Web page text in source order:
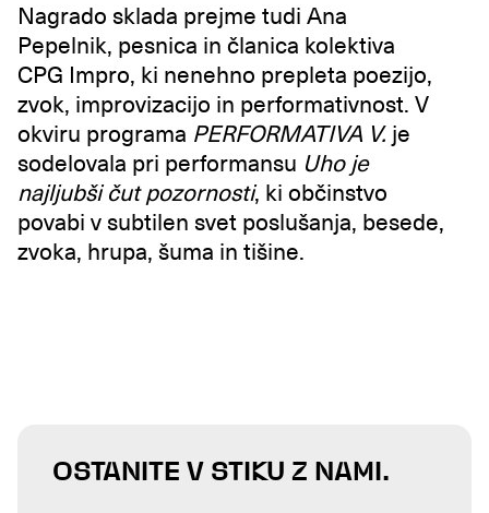
Nagrado sklada prejme tudi Ana
Pepelnik, pesnica in članica kolektiva
CPG Impro, ki nenehno prepleta poezijo,
zvok, improvizacijo in performativnost. V
okviru programa PERFORMATIVA V. je
sodelovala pri performansu Uho je
najljubši čut pozornosti, ki občinstvo
povabi v subtilen svet poslušanja, besede,
zvoka, hrupa, šuma in tišine.
OSTANITE V STIKU Z NAMI.